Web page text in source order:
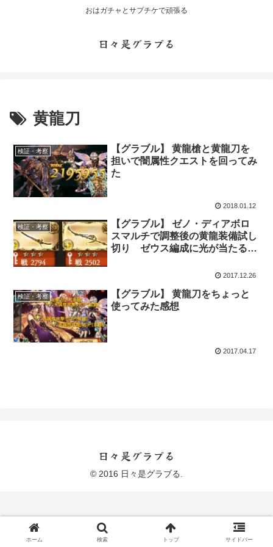
おはガチャとサプチケで頑張る
日々是グラブる
黄龍刀
検証・考察
【グラブル】 黄龍槍と黄龍刀を
担いで闇属性クエストを回ってみ
た
2018.01.12
検証・考察
【グラブル】 ゼノ・ディアボロ
スマルチで調整後の黄龍装備試し
切り ゼウス編成に光が当たる日
2017.12.26
検証・考察
【グラブル】 黄龍刀をちょっと
使ってみた感想
2017.04.17
日々是グラブる
© 2016 日々是グラブる.
ホーム 検索 トップ サイドバー